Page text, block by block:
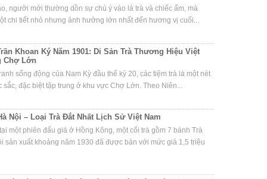
người mới thường dồn sự chú ý vào lá trà và chiếc ấm, mà
chi tiết nhỏ nhưng ảnh hưởng lớn nhất đến hương vị cuối...
Khoan Ký Năm 1901: Di Sản Trà Thương Hiệu Việt
Chợ Lớn
sống động của Nam Kỳ đầu thế kỷ 20, các tiệm trà là một nét
sắc, đặc biệt tập trung ở khu vực Chợ Lớn. Theo Niên...
Nội – Loại Trà Đắt Nhất Lịch Sử Việt Nam
một phiên đấu giá ở Hồng Kông, một cối trà gồm 7 bánh Trà
sản xuất khoảng năm 1930 đã được bán với mức giá 1,5 triệu